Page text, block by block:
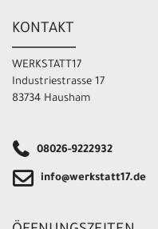
KONTAKT
WERKSTATT17
Industriestrasse 17
83734 Hausham
08026-9222932
info@werkstatt17.de